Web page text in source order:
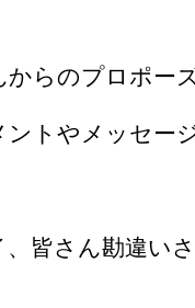
からのプロポー
トやメッセー
皆さん勘違い